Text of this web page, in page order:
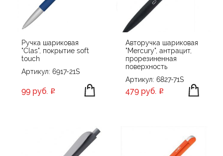
Ручка шариковая
"Clas", покрытие soft
touch
Артикул: 6917-21S
99 руб.
Авторучка шариковая
"Mercury", антрацит,
прорезиненная
поверхность
Артикул: 6827-71S
479 руб.